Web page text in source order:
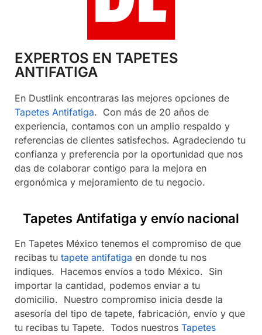
EXPERTOS EN TAPETES
ANTIFATIGA
En Dustlink encontraras las mejores opciones de
Tapetes Antifatiga. Con más de 20 años de
experiencia, contamos con un amplio respaldo y
referencias de clientes satisfechos. Agradeciendo tu
confianza y preferencia por la oportunidad que nos
das de colaborar contigo para la mejora en
ergonómica y mejoramiento de tu negocio.
Tapetes Antifatiga y envío nacional
En Tapetes México tenemos el compromiso de que
recibas tu tapete antifatiga en donde tu nos
indiques. Hacemos envíos a todo México. Sin
importar la cantidad, podemos enviar a tu
domicilio. Nuestro compromiso inicia desde la
asesoría del tipo de tapete, fabricación, envío y que
tu recibas tu Tapete. Todos nuestros Tapetes